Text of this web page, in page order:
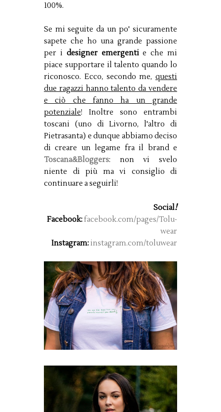
100%.
Se mi seguite da un po' sicuramente
sapete che ho una grande passione
per i designer emergentie che mi
piace supportare il talento quando lo
riconosco. Ecco, secondo me, questi
due ragazzi hanno talento da vendere
e ciò che fanno ha un grande
potenziale! Inoltre sono entrambi
toscani (uno di Livorno, l'altro di
Pietrasanta) e dunque abbiamo deciso
di creare un legame fra il brand e
Toscana&Bloggers: non vi svelo
niente di più ma vi consiglio di
continuare a seguirli!
Social!
Facebook:facebook.com/pages/Tolu-
wear
Instagram:instagram.com/toluwear